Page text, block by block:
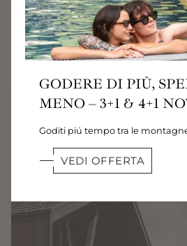
01 / 09
GODERE DI PIÙ,
MENO – 3+1 & 4+1
Goditi piú tempo tra le
VEDI OFFERTA